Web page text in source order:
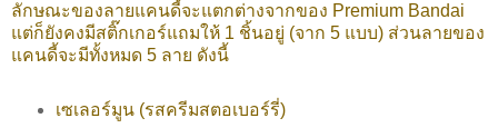
ลักษณะของลายแคนดี้จะแตกต่างจากของ Premium Bandai
แต่ก็ยังคงมีสติ๊กเกอร์แถมให้ 1 ชิ้นอยู่ (จาก 5 แบบ) ส่วนลายของ
แคนดี้จะมีทั้งหมด 5 ลาย ดังนี้
เซเลอร์มูน (รสครีมสตอเบอร์รี่)